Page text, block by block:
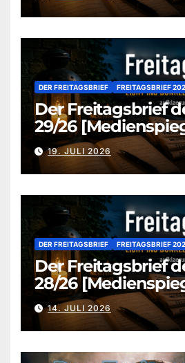
DER FREITAGSBRIEF FREITAGSBRIEF
Der Freitagsbrief
29/26
aufklaerung-
19. JULI 2026
DER FREITAGSBRIEF FREITAGSBRIEF
Der Freitagsbrief
28/26
aufklaerung-
14. JULI 2026